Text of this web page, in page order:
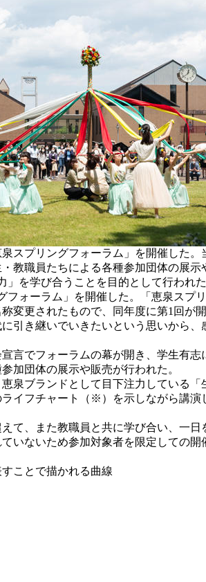
スプリングフォーラム」を開催した
教職員たちによる各種参加団体の展
を学び合うことを目的として行われた
ォーラム」を開催した。「恵泉スプ
変更されたもので、同年度に第1回が
引き継いでいきたいという思いから
でフォーラムの幕が開き、学生有
加団体の展示や販売が行われた。
ブランドとして目下注力している
イフチャート（※）を示しながら講
、また教職員と共に学び合い、一
いないため参加対象者を限定しての
ことで描かれる曲線